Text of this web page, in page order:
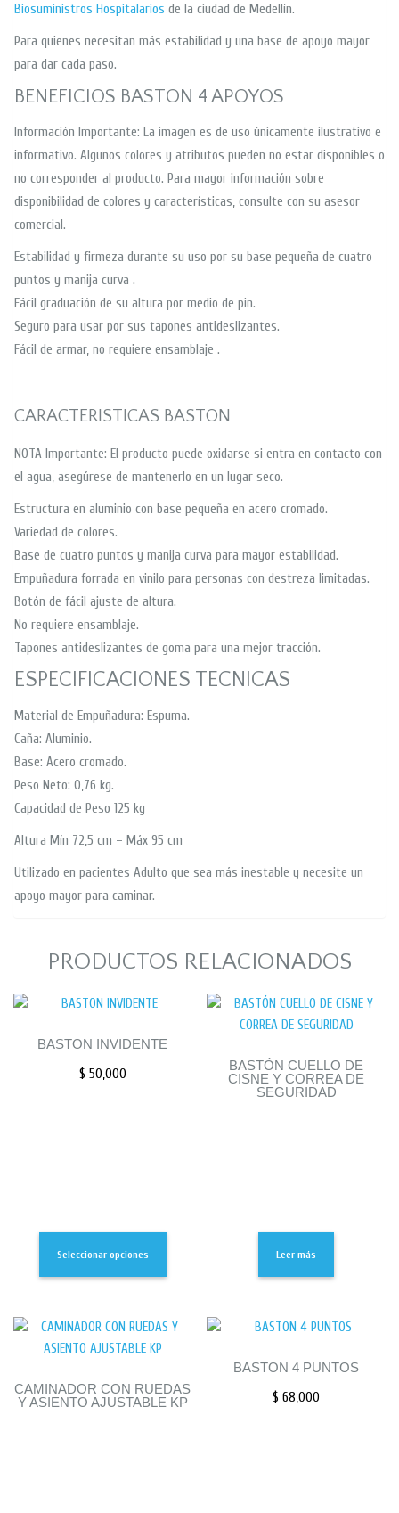
Biosuministros Hospitalarios de la ciudad de Medellín.
Para quienes necesitan más estabilidad y una base de apoyo mayor
para dar cada paso.
BENEFICIOS BASTON 4 APOYOS
Información Importante: La imagen es de uso únicamente ilustrativo e
informativo. Algunos colores y atributos pueden no estar disponibles o
no corresponder al producto. Para mayor información sobre
disponibilidad de colores y características, consulte con su asesor
comercial.
Estabilidad y firmeza durante su uso por su base pequeña de cuatro
puntos y manija curva .
Fácil graduación de su altura por medio de pin.
Seguro para usar por sus tapones antideslizantes.
Fácil de armar, no requiere ensamblaje .
CARACTERISTICAS BASTON
NOTA Importante: El producto puede oxidarse si entra en contacto con
el agua, asegúrese de mantenerlo en un lugar seco.
Estructura en aluminio con base pequeña en acero cromado.
Variedad de colores.
Base de cuatro puntos y manija curva para mayor estabilidad.
Empuñadura forrada en vinilo para personas con destreza limitadas.
Botón de fácil ajuste de altura.
No requiere ensamblaje.
Tapones antideslizantes de goma para una mejor tracción.
ESPECIFICACIONES TECNICAS
Material de Empuñadura: Espuma.
Caña: Aluminio.
Base: Acero cromado.
Peso Neto: 0,76 kg.
Capacidad de Peso 125 kg
Altura Mín 72,5 cm – Máx 95 cm
Utilizado en pacientes Adulto que sea más inestable y necesite un
apoyo mayor para caminar.
PRODUCTOS RELACIONADOS
BASTON INVIDENTE
$ 50,000
Seleccionar opciones
BASTÓN CUELLO DE
CISNE Y CORREA DE
SEGURIDAD
Leer más
CAMINADOR CON RUEDAS
Y ASIENTO AJUSTABLE KP
BASTON 4 PUNTOS
$ 68,000